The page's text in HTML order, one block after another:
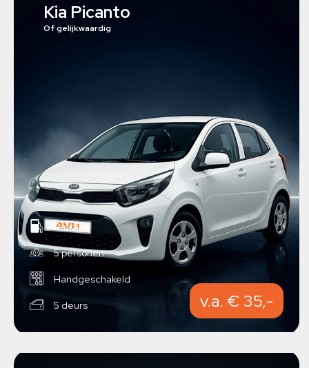
Kia Picanto
Of gelijkwaardig
Benzine
5 personen
Handgeschakeld
5 deurs v.a. € 35,-